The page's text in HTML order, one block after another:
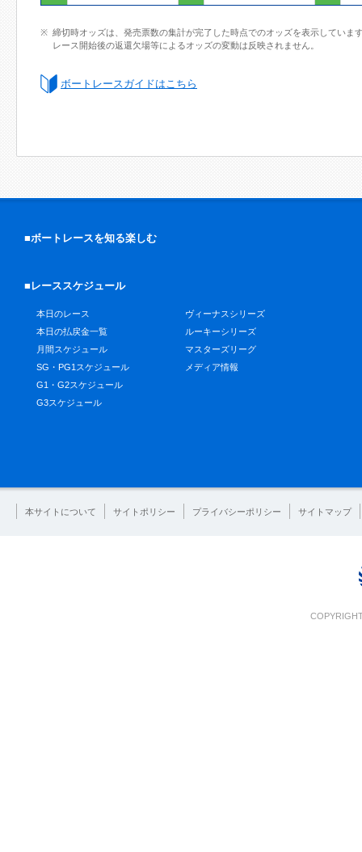
締切時オッズは、発売票数の集計が完了した時点でのオッズを表示していま
レース開始後の返還欠場等によるオッズの変動は反映されません。
ボートレースガイドはこちら
■ボートレースを知る楽しむ
■レーススケジュール
本日のレース
本日の払戻金一覧
月間スケジュール
SG・PG1スケジュール
G1・G2スケジュール
G3スケジュール
ヴィーナスシリーズ
ルーキーシリーズ
マスターズリーグ
メディア情報
本サイトについて サイトポリシー プライバシーポリシー サイトマップ